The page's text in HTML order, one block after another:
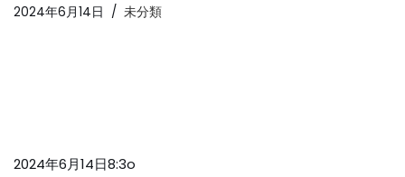
2024年6月14日 未分類
2024年6月14日8:3o